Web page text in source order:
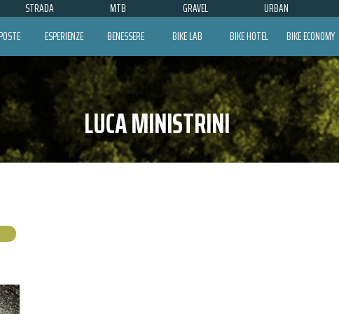
STRADA MTB GRAVEL URBAN
ESPERIENZE BENESSERE BIKE LAB BIKE HOTEL BIKE ECONOMY
LUCA MINISTRINI